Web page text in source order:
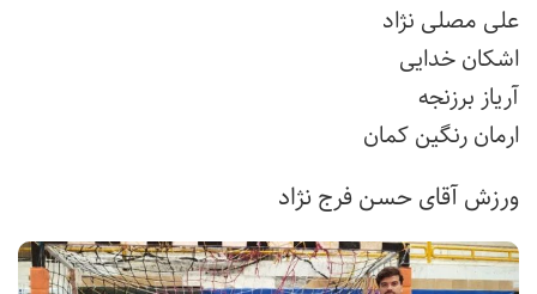
علی مصلی نژاد
اشکان خدایی
آریاز برزنجه
ارمان رنگین کمان
ورزش آقای حسن فرج نژاد